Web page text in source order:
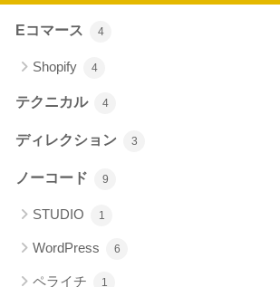
Eコマース 4
Shopify 4
テクニカル 4
ディレクション 3
ノーコード 9
STUDIO 1
WordPress 6
ペライチ 1